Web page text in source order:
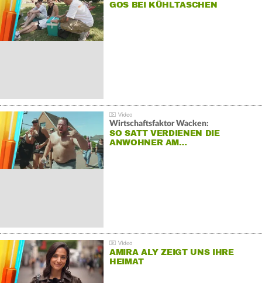
GOS BEI KÜHLTASCHEN
Wirtschaftsfaktor Wacken:
SO SATT VERDIENEN DIE
ANWOHNER AM…
AMIRA ALY ZEIGT UNS IHRE
HEIMAT